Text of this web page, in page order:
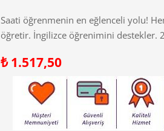
Saati öğrenmenin en eğlenceli yolu!
öğretir. İngilizce öğrenimini destekler.
₺1.517,50